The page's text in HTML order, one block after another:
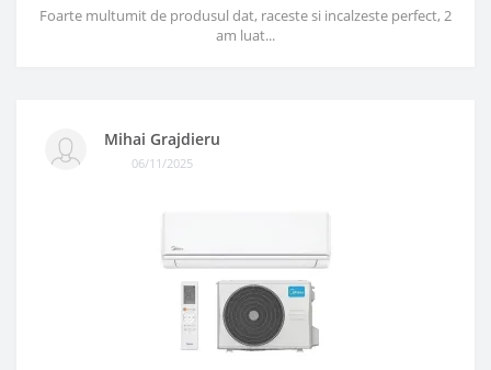
Foarte multumit de produsul dat, raceste si incalzeste perfect, 2
am luat...
Mihai Grajdieru
06/11/2025